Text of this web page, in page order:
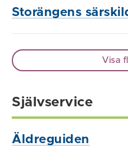
Storängens
Visa
Självservice
Äldreguiden